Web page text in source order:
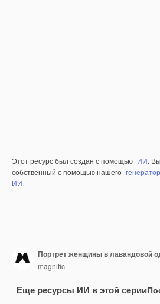
Этот ресурс был создан с помощью ИИ.
собственный с помощью нашего
ИИ.
Портрет женщины в лавандовой
magnific
Еще ресурсы ИИ в этой серии